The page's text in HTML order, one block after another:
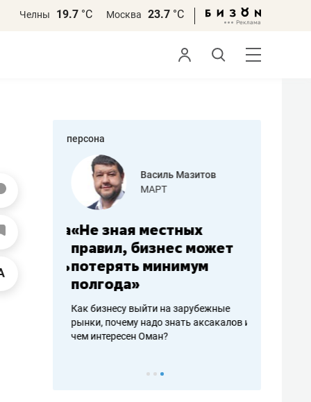
Челны 19.7 °С Москва 23.7 °С
персона
работа
Василь Мазитов
МАРТ
«Не зная местных
правил, бизнес может
потерять минимум
полгода»
Как бизнесу выйти на зарубежные
рынки, почему надо знать аксакалов и
чем интересен Оман?